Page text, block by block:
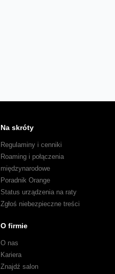
Na skróty
Regulaminy i cenniki
Roaming i połączenia
międzynarodowe
Poradnik Orange
Status urządzenia na raty
Zgłoś niebezpieczne treści
O firmie
O nas
Kariera
Znajdź salon